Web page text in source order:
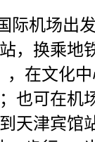
际机场出
，换乘地
在文化中
也可在机
天津宾馆